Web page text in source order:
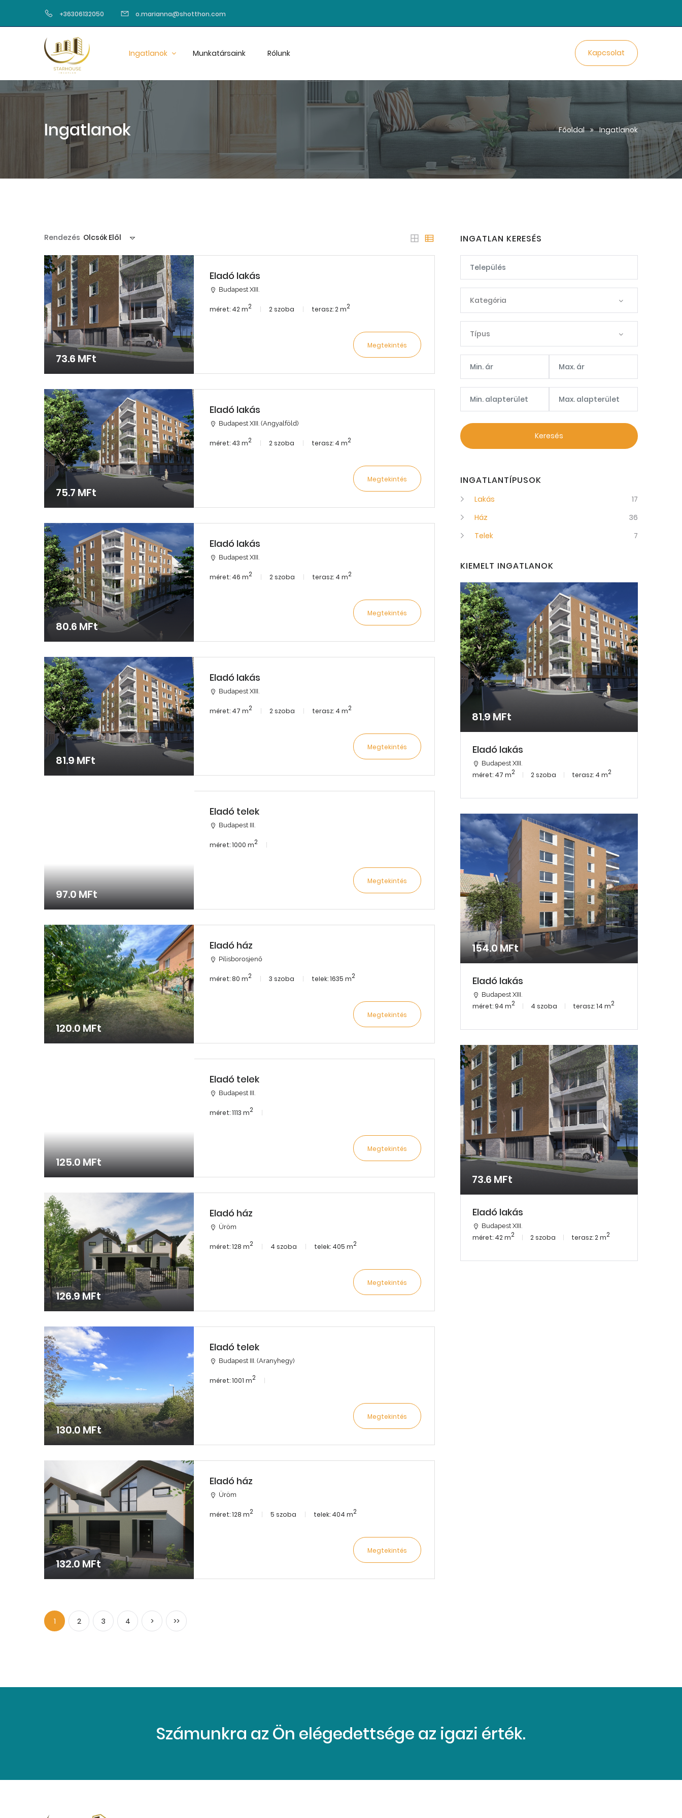
+36306132050 o.marianna@shotthon.com
Ingatlanok Munkatársaink Rólunk Kapcsolat
Ingatlanok Főoldal Ingatlanok
Rendezés Olcsók Elől
73.6 MFt
Eladó lakás
Budapest XIII.
méret: 42 m2 2 szoba terasz: 2 m2
Megtekintés
75.7 MFt
Eladó lakás
Budapest XIII. (Angyalföld)
méret: 43 m2 2 szoba terasz: 4 m2
Megtekintés
80.6 MFt
Eladó lakás
Budapest XIII.
méret: 46 m2 2 szoba terasz: 4 m2
Megtekintés
81.9 MFt
Eladó lakás
Budapest XIII.
méret: 47 m2 2 szoba terasz: 4 m2
Megtekintés
97.0 MFt
Eladó telek
Budapest III.
méret: 1000 m2
Megtekintés
120.0 MFt
Eladó ház
Pilisborosjenő
méret: 80 m2 3 szoba telek: 1635 m2
Megtekintés
125.0 MFt
Eladó telek
Budapest III.
méret: 1113 m2
Megtekintés
126.9 MFt
Eladó ház
Üröm
méret: 128 m2 4 szoba telek: 405 m2
Megtekintés
130.0 MFt
Eladó telek
Budapest III. (Aranyhegy)
méret: 1001 m2
Megtekintés
132.0 MFt
Eladó ház
Üröm
méret: 128 m2 5 szoba telek: 404 m2
Megtekintés
1 2 3 4 > >>
INGATLAN KERESÉS
Kategória
Típus
Keresés
INGATLANTÍPUSOK
Lakás
17
Ház
36
Telek
7
KIEMELT INGATLANOK
81.9 MFt
Eladó lakás
Budapest XIII.
méret: 47 m2 2 szoba terasz: 4 m2
154.0 MFt
Eladó lakás
Budapest XIII.
méret: 94 m2 4 szoba terasz: 14 m2
73.6 MFt
Eladó lakás
Budapest XIII.
méret: 42 m2 2 szoba terasz: 2 m2
Számunkra az Ön elégedettsége az igazi érték.